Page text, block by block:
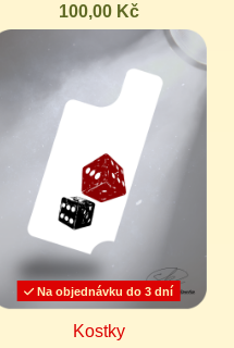
100,00 Kč
Na objednávku do 3 dní
Kostky